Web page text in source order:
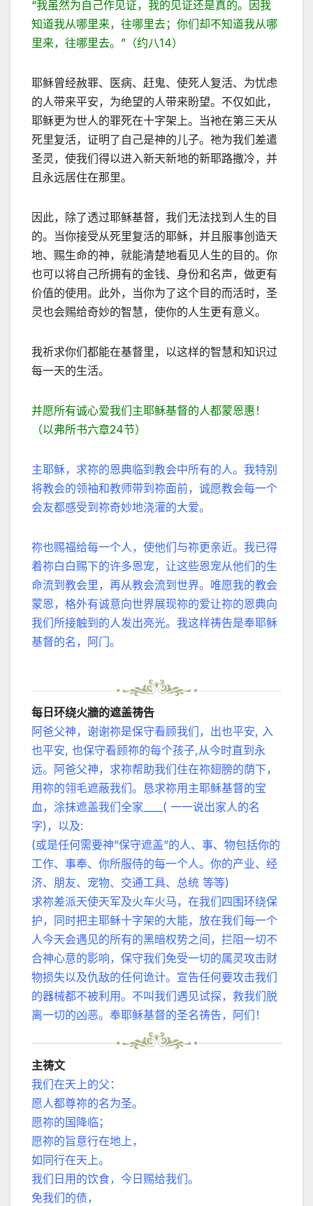
“我虽然为自己作见证，我的见证还是真的。因我
知道我从哪里来，往哪里去；你们却不知道我从哪
里来，往哪里去。”（约八14）
耶稣曾经赦罪、医病、赶鬼、使死人复活、为忧虑
的人带来平安，为绝望的人带来盼望。不仅如此，
耶稣更为世人的罪死在十字架上。当衪在第三天从
死里复活，证明了自己是神的儿子。祂为我们差遣
圣灵，使我们得以进入新天新地的新耶路撒冷，并
且永远居住在那里。
因此，除了透过耶稣基督，我们无法找到人生的目
的。当你接受从死里复活的耶稣，并且服事创造天
地、赐生命的神，就能清楚地看见人生的目的。你
也可以将自己所拥有的金钱、身份和名声，做更有
价值的使用。此外，当你为了这个目的而活时，圣
灵也会赐给奇妙的智慧，使你的人生更有意义。
我祈求你们都能在基督里，以这样的智慧和知识过
每一天的生活。
并愿所有诚心爱我们主耶稣基督的人都蒙恩惠！
（以弗所书六章24节）
主耶稣，求祢的恩典临到教会中所有的人。我特别
将教会的领袖和教师带到祢面前，诚愿教会每一个
会友都感受到祢奇妙地浇灌的大爱。
祢也赐福给每一个人，使他们与祢更亲近。我已得
着祢白白赐下的许多恩宠，让这些恩宠从他们的生
命流到教会里，再从教会流到世界。唯愿我的教会
蒙恩，格外有诚意向世界展现祢的爱让祢的恩典向
我们所接触到的人发出亮光。我这样祷告是奉耶稣
基督的名，阿门。
每日环绕火牆的遮盖祷告
阿爸父神，谢谢祢是保守看顾我们，出也平安, 入
也平安, 也保守看顾祢的每个孩子,从今时直到永
远。阿爸父神，求祢帮助我们住在祢翅膀的荫下，
用祢的翎毛遮蔽我们。恳求祢用主耶稣基督的宝
血，涂抹遮盖我们全家____( 一一说出家人的名
字)，以及:
(或是任何需要神”保守遮盖”的人、事、物包括你的
工作、事奉、你所服侍的每一个人。你的产业、经
济、朋友、宠物、交通工具、总统 等等)
求祢差派天使天军及火车火马，在我们四围环绕保
护，同时把主耶稣十字架的大能，放在我们每一个
人今天会遇见的所有的黑暗权势之间，拦阻一切不
合神心意的影响，保守我们免受一切的属灵攻击财
物损失以及仇敌的任何诡计。宣告任何要攻击我们
的器械都不被利用。不叫我们遇见试探，救我们脱
离一切的凶恶。奉耶稣基督的圣名祷告，阿们！
主祷文
我们在天上的父：
愿人都尊祢的名为圣。
愿祢的国降临；
愿祢的旨意行在地上，
如同行在天上。
我们日用的饮食，今日赐给我们。
免我们的债，